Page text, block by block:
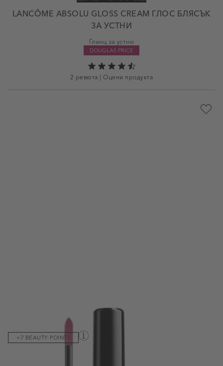
LANCÔME ABSOLU GLOSS CREAM ГЛОС БЛЯСЪК
ЗА УСТНИ
Гланц за устни
DOUGLAS PRICE
2 ревюта | Оцени продукта
Код на продукта:
+7 BEAUTY POINTS